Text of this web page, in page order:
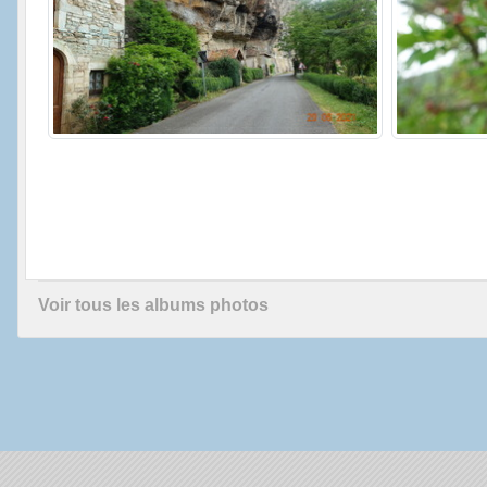
Voir tous les albums photos